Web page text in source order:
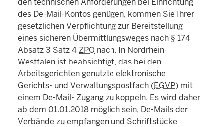
des De-Mail-Kontos genügen, kommen Sie Ihrer
gesetzlichen Verpflichtung zur Bereitstellung
eines sicheren Übermittlungsweges nach § 174
Absatz 3 Satz 4ZPO nach. In Nordrhein-
Westfalen ist beabsichtigt, das bei den
Arbeitsgerichten genutzte elektronische
Gerichts- und Verwaltungspostfach (EGVP) mit
einem De-Mail- Zugang zu koppeln. Es wird daher
ab dem 01.01.2018 möglich sein, De-Mails der
Verbände zu empfangen und Schriftstücke